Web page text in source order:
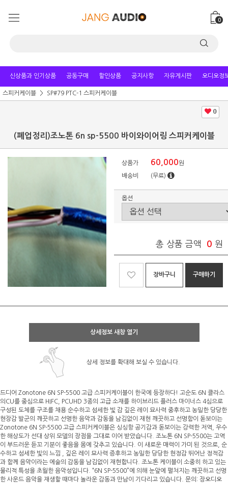
0
신상품과 인기상품 공동구매 할인상품 공지사항 자유게시판 오디오정
스피커케이블 SP#79 PTC-1 스피커케이블
0
(폐업정리)조노톤 6n sp-5500 바이와이어링 스피커케이블
상품가 60,000원
배송비 (무료)
옵션
총 상품 금액 0 원
장바구니 구매하기
상세정보 새창 열기
상세 정보를 확대해 보실 수 있습니다.
드디어 Zonotone 6N SP-5500 고급 스피커케이블이 한국에 등장하다! 고순도 6N 클라스
의CU를 중심으로 HIFC, PCUHD 3종의 고급 소재를 하이브리드 플러스 마이너스 4심으로
구성된 도체를 구조를 채용 순수하고 섬세한 빛 감 깊은 레이 묘사력 중후하고 농밀한 당당한
현장감 발군의 깨끗하고 선명한 음악과 감동을 남김없이 재현 깨끗하고 선명함이 돋보이는
Zonotone 6N SP-5500 고급 스피커케이블은 싱싱항 공기감과 돋보이는 강력한 저역, 우수
한 해상도가 선대 상위 모델의 장점을 그대로 이어 받았습니다. 조노톤 6N SP-5500는 고역
이 부드러운 듣꼬 기분이 좋음을 몸에 갖추고 있습니다. 이 새로운 매력이 가미 된 것으로, 순
수하고 섬세한 빛의 느낌 , 깊은 레이 묘사력 증후하고 농밀한 당당한 현정감 뛰어난 정적감
과 함께 음악이라는 에술의 감동을 남김없이 재현합니다. 조노톤 케이블이 소중히 하고 있는
물리적 특성을 초월한 음악성입니다. “6N SP-5500”에 의해 눈앞에 펼쳐지는 깨끗하고 선명
한 사운드 음악을 재생할 때마다 놀라운 감동과 만남이 기다리고 있습니다. 문의: 장오디오